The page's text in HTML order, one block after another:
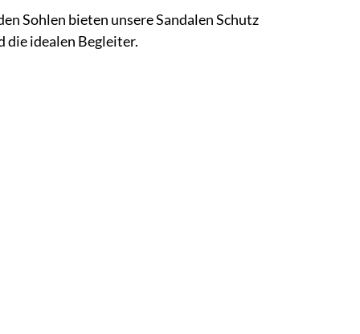
Sohlen bieten unsere Sandalen Schutz
die idealen Begleiter.